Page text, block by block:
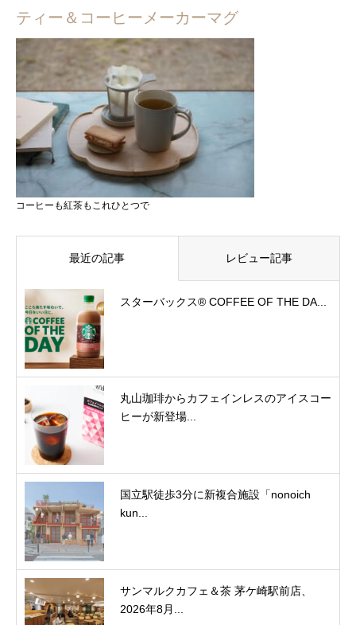
ティー＆コーヒーメーカーマグ
コーヒーも紅茶もこれひとつで
最近の記事 レビュー記事
スターバックス® COFFEE OF THE DA...
丸山珈琲からカフェインレスのアイスコー
ヒーが新登場...
国立駅徒歩3分に新複合施設「nonoich
kun...
サンマルクカフェ＆茶 茅ケ崎駅前店、
2026年8月...